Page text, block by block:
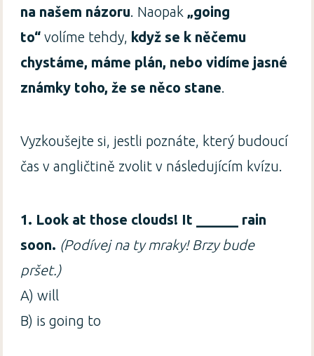
na našem názoru . Naopak „going
to“ volíme tehdy, když se k něčemu
chystáme, máme plán, nebo vidíme jasné
známky toho, že se něco stane
Vyzkoušejte si, jestli poznáte, který budoucí
čas v angličtině zvolit v následujícím kvízu.
1. Look at those clouds! It ______ rain
soon. (Podívej na ty mraky! Brzy bude
pršet.)
A) will
B) is going to